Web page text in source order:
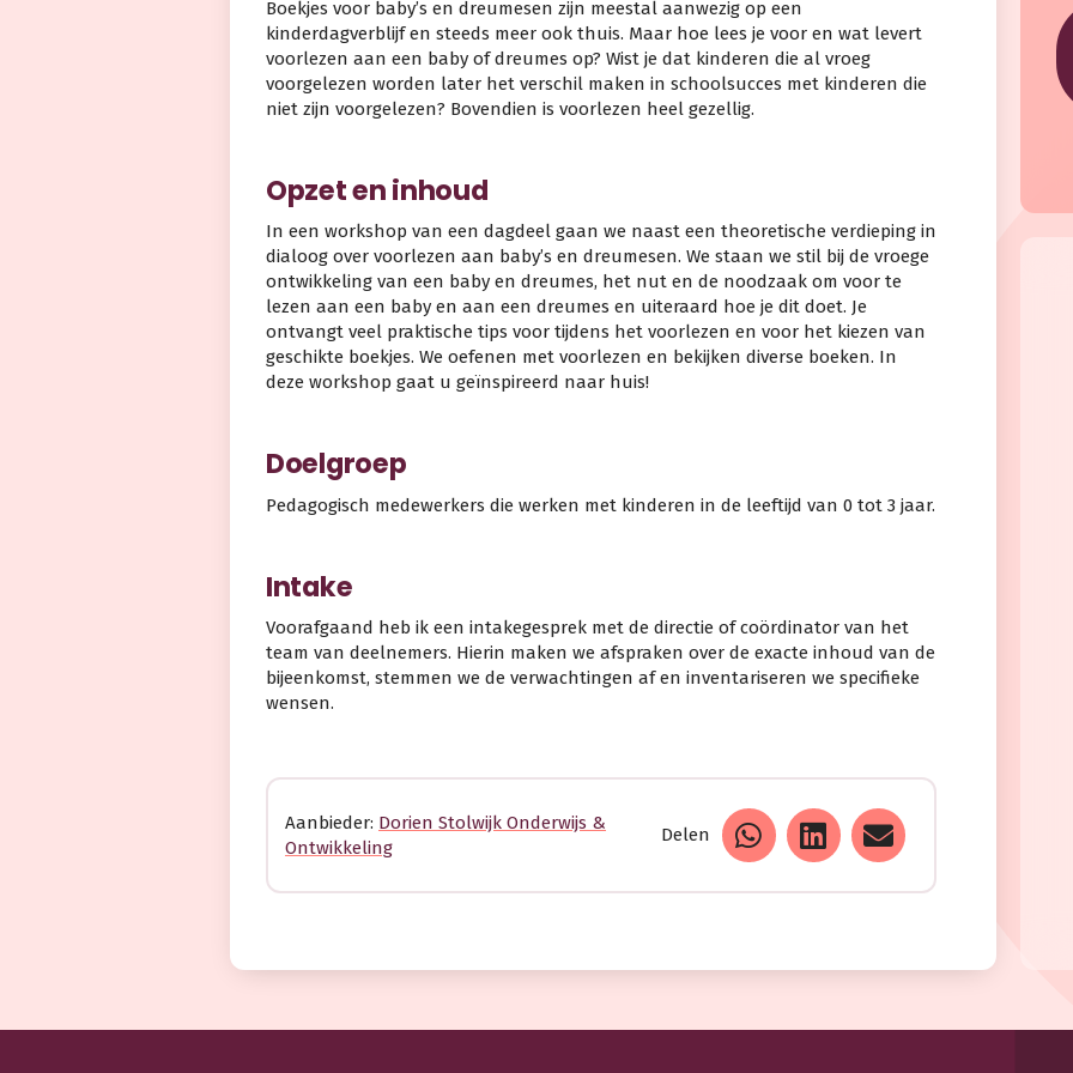
Boekjes voor baby’s en dreumesen zijn meestal aanwezig op een
kinderdagverblijf en steeds meer ook thuis. Maar hoe lees je voor en wat levert
voorlezen aan een baby of dreumes op? Wist je dat kinderen die al vroeg
voorgelezen worden later het verschil maken in schoolsucces met kinderen die
niet zijn voorgelezen? Bovendien is voorlezen heel gezellig.
Opzet en inhoud
In een workshop van een dagdeel gaan we naast een theoretische verdieping in
dialoog over voorlezen aan baby’s en dreumesen. We staan we stil bij de vroege
ontwikkeling van een baby en dreumes, het nut en de noodzaak om voor te
lezen aan een baby en aan een dreumes en uiteraard hoe je dit doet. Je
ontvangt veel praktische tips voor tijdens het voorlezen en voor het kiezen van
geschikte boekjes. We oefenen met voorlezen en bekijken diverse boeken. In
deze workshop gaat u geïnspireerd naar huis!
Doelgroep
Pedagogisch medewerkers die werken met kinderen in de leeftijd van 0 tot 3 jaar.
Intake
Voorafgaand heb ik een intakegesprek met de directie of coördinator van het
team van deelnemers. Hierin maken we afspraken over de exacte inhoud van de
bijeenkomst, stemmen we de verwachtingen af en inventariseren we specifieke
wensen.
Aanbieder: Dorien Stolwijk Onderwijs &
Ontwikkeling
Delen